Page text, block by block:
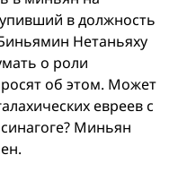
в должность
Нетаньяху
о роли
об этом. Может
евреев с
Миньян